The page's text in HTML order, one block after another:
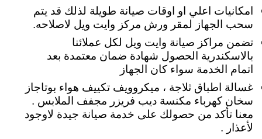
امكانيات اعلي او اوقات صيانة طويلة لذلك قد يتم
سحب الجهاز لمقر ورش مركز وايت ويل لاصلاحه.
تضمن مراكز صيانة وايت ويل لكل عملائنا
بالاسكندرية الحصول شهادة ضمان معتمدة بعد
اتمام الخدمة سواء كان الجهاز
غسالة اطباق ثلاجة ، ميكروويف تكييف هواء بوتاجاز
سخان كهرباء مكنسة ديب فريزر مجفف الملابس .
معنا تأكد من حصولك على خدمة صيانة جيدة لاوجود
لأعذار .